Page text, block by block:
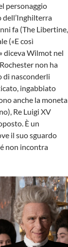
personaggio
dell’Inghilterra
fa (The Libertine,
(«E così
diceva Wilmot nel
non ha
di nasconderli
ingabbiato
anche la moneta
Re Luigi XV
È un
il suo sguardo
non incontra